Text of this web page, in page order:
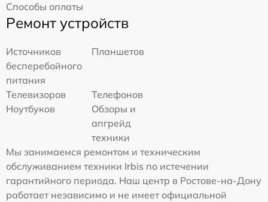
Способы оплаты
Ремонт устройств
Источников
бесперебойного
питания
Планшетов
Телевизоров
Телефонов
Ноутбуков
Обзоры и
апгрейд
техники
Мы занимаемся ремонтом и техническим
обслуживанием техники Irbis по истечении
гарантийного периода. Наш центр в Ростове-на-Дону
работает независимо и не имеет официальной